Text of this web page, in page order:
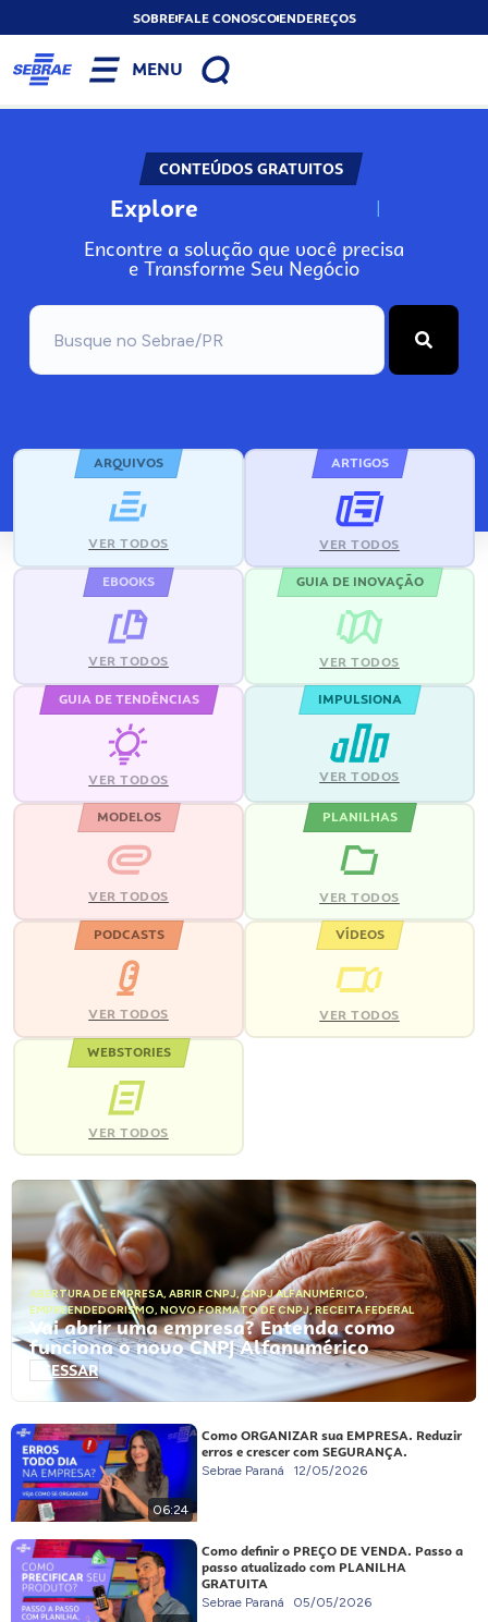
SOBREFALE CONOSCOENDEREÇOS
MENU
CONTEÚDOS GRATUITOS
Explore N
Encontre a solução que você precisa
e Transforme Seu Negócio
ARQUIVOS
VER TODOS
ARTIGOS
VER TODOS
EBOOKS
VER TODOS
GUIA DE INOVAÇÃO
VER TODOS
GUIA DE TENDÊNCIAS
VER TODOS
IMPULSIONA
VER TODOS
MODELOS
VER TODOS
PLANILHAS
VER TODOS
PODCASTS
VER TODOS
VÍDEOS
VER TODOS
WEBSTORIES
VER TODOS
ABERTURA DE EMPRESA, ABRIR CNPJ,CNPJ ALFANUMÉRICO,
EMPREENDEDORISMO, NOVO FORMATO DE CNPJ,RECEITA FEDERAL
Vai abrir uma empresa? Entenda como
funciona o novo CNPJ Alfanumérico
ACESSAR
06:24
Como ORGANIZAR sua EMPRESA. Reduzir
erros e crescer com SEGURANÇA.
Sebrae Paraná 12/05/2026
Como definir o PREÇO DE VENDA. Passo a
passo atualizado com PLANILHA
GRATUITA
Sebrae Paraná 05/05/2026